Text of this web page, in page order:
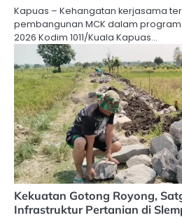
Kapuas – Kehangatan kerjasama
pembangunan MCK dalam program
2026 Kodim 1011/Kuala Kapuas…
Kekuatan Gotong Royong,
Infrastruktur Pertanian di